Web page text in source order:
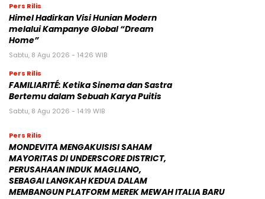
Pers Rilis
Himel Hadirkan Visi Hunian Modern
melalui Kampanye Global “Dream
Home”
Sabtu, 8 Agu 2026 - 14:26 WIB
Pers Rilis
FAMILIARITÉ: Ketika Sinema dan Sastra
Bertemu dalam Sebuah Karya Puitis
Sabtu, 8 Agu 2026 - 14:19 WIB
Pers Rilis
MONDEVITA MENGAKUISISI SAHAM
MAYORITAS DI UNDERSCORE DISTRICT,
PERUSAHAAN INDUK MAGLIANO,
SEBAGAI LANGKAH KEDUA DALAM
MEMBANGUN PLATFORM MEREK MEWAH ITALIA BARU